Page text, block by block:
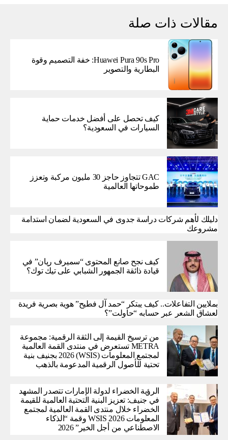
مقالات ذات صلة
Huawei Pura 90s Pro: خفة التصميم وقوة
البطارية والتصوير
كيف تحصل على أفضل خدمات حماية
السيارات في السعودية؟
GAC تتجاوز حاجز 30 مليون مركبة وتعزز
طموحاتها العالمية
دليلك لأهم شركات دراسة جدوى في السعودية لضمان استدامة
مشروعك
كيف نجح صانع المحتوى “سميرف ريان” في
قيادة ذائقة الجمهور الشبابي على تيك توك؟
بملايين التفاعلات.. كيف يبتكر “حمد آل فطيح” هوية بصرية فريدة
لعشاق الشعر عبر حسابه “حاولت”؟
من ترسيخ القيمة إلى الثقة الرقمية: مجموعة
METRA تستعرض في منتدى القمة العالمية
لمجتمع المعلومات (WSIS) 2026 بجنيف بنية
تحتية للأصول الرقمية المدعومة بالذهب
الرؤية الخضراء لدولة الإمارات تتصدر المشهد
في جنيف: تعزيز البنية التحتية العالمية للقيمة
الخضراء خلال منتدى القمة العالمية لمجتمع
المعلومات WSIS 2026 وقمة “الذكاء
الاصطناعي من أجل الخير” 2026